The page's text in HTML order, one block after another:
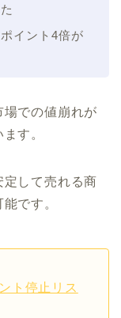
イント4倍が
場での値崩れが
す。
して売れる商
です。
ト停止リス